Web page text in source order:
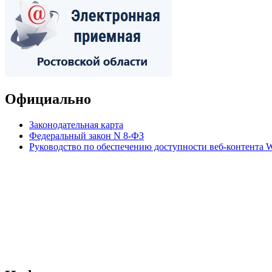
Официально
Законодательная карта
Федеральный закон N 8-ФЗ
Руководство по обеспечению доступности веб-контента